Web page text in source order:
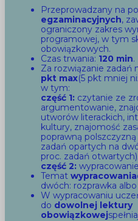
Przeprowadzany na
egzaminacyjnych,
ograniczony zakres
programowej, w tym
obowiązkowych.
Czas trwania: 120 min.
Za rozwiązanie zadań
pkt max(5 pkt mniej
w tym:
część 1: czytanie ze
argumentowanie,
utworów literackich,
kultury, znajomość
poprawną
zadań opartych na
proc. zadań
część 2:
Tematwypracowania
dwóch: rozprawka
W wypracowaniu
do dowolnej lektury
obowiązkowej